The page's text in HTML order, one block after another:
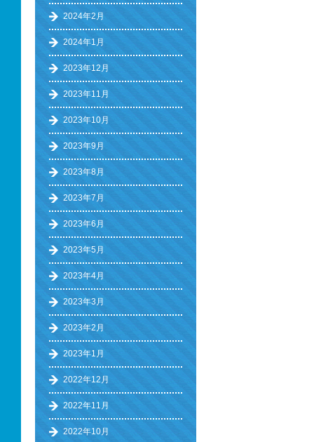
2024年2月
2024年1月
2023年12月
2023年11月
2023年10月
2023年9月
2023年8月
2023年7月
2023年6月
2023年5月
2023年4月
2023年3月
2023年2月
2023年1月
2022年12月
2022年11月
2022年10月